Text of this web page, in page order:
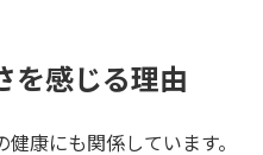
を感じる理由
康にも関係しています。